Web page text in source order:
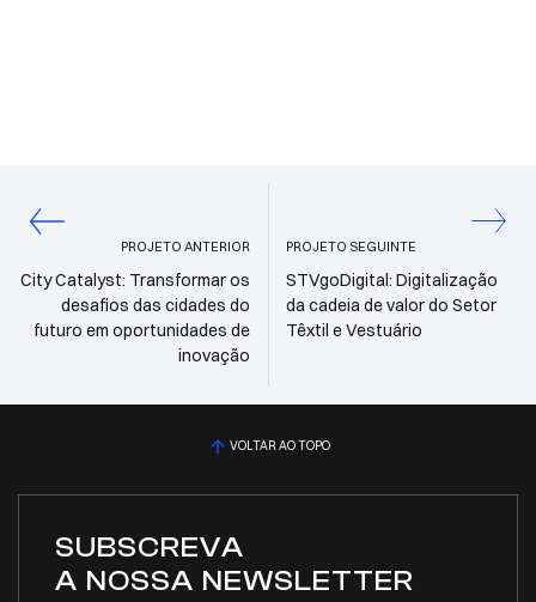
PROJETO ANTERIOR
City Catalyst: Transformar os
desafios das cidades do
futuro em oportunidades de
inovação
PROJETO SEGUINTE
STVgoDigital: Digitalização
da cadeia de valor do Setor
Têxtil e Vestuário
VOLTAR AO TOPO
SUBSCREVA
A NOSSA NEWSLETTER